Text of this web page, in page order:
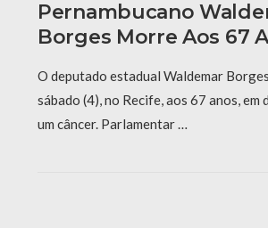
Pernambucano
Borges Morre Aos 67
O deputado estadual Waldemar
sábado (4), no Recife, aos 67 anos, em
um câncer. Parlamentar …